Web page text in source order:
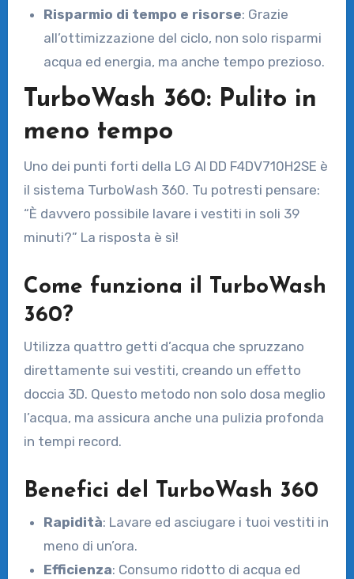
Risparmio di tempo e risorse: Grazie
all’ottimizzazione del ciclo, non solo risparmi
acqua ed energia, ma anche tempo prezioso.
TurboWash 360: Pulito in
meno tempo
Uno dei punti forti della LG AI DD F4DV710H2SE è
il sistema TurboWash 360. Tu potresti pensare:
“È davvero possibile lavare i vestiti in soli 39
minuti?” La risposta è sì!
Come funziona il TurboWash
360?
Utilizza quattro getti d’acqua che spruzzano
direttamente sui vestiti, creando un effetto
doccia 3D. Questo metodo non solo dosa meglio
l’acqua, ma assicura anche una pulizia profonda
in tempi record.
Benefici del TurboWash 360
Rapidità: Lavare ed asciugare i tuoi vestiti in
meno di un’ora.
Efficienza: Consumo ridotto di acqua ed